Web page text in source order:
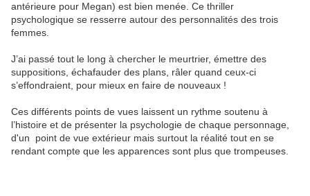
antérieure pour Megan) est bien menée. Ce thriller
psychologique se resserre autour des personnalités des trois
femmes.
J’ai passé tout le long à chercher le meurtrier, émettre des
suppositions, échafauder des plans, râler quand ceux-ci
s’effondraient, pour mieux en faire de nouveaux !
Ces différents points de vues laissent un rythme soutenu à
l’histoire et de présenter la psychologie de chaque personnage,
d'un point de vue extérieur mais surtout la réalité tout en se
rendant compte que les apparences sont plus que trompeuses.